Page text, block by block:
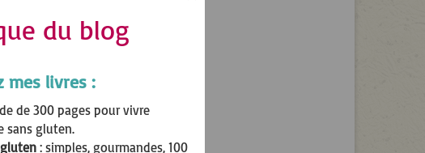
45 minutes
dans
du blog
mes livres :
de 300 pages pour vivre
sans gluten.
gluten : simples, gourmandes, 100